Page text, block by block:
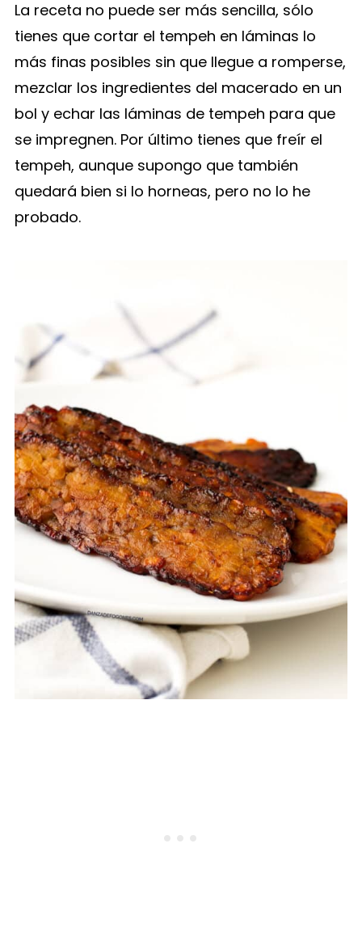
La receta no puede ser más sencilla, sólo
tienes que cortar el tempeh en láminas lo
más finas posibles sin que llegue a romperse,
mezclar los ingredientes del macerado en un
bol y echar las láminas de tempeh para que
se impregnen. Por último tienes que freír el
tempeh, aunque supongo que también
quedará bien si lo horneas, pero no lo he
probado.